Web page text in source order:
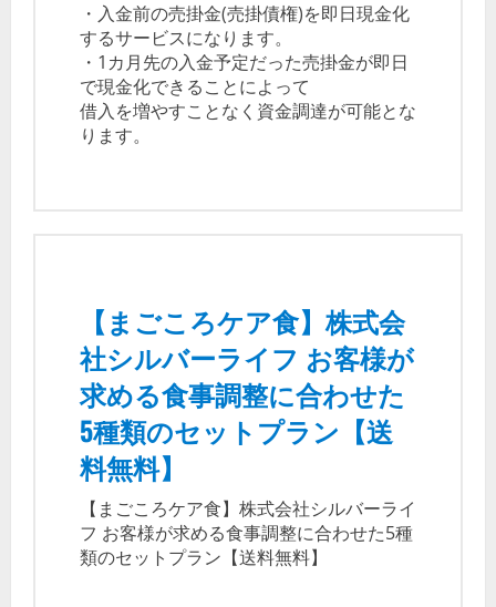
・入金前の売掛金(売掛債権)を即日現金化
するサービスになります。
・1カ月先の入金予定だった売掛金が即日
で現金化できることによって
借入を増やすことなく資金調達が可能とな
ります。
【まごころケア食】株式会
社シルバーライフ お客様が
求める食事調整に合わせた
5種類のセットプラン【送
料無料】
【まごころケア食】株式会社シルバーライ
フ お客様が求める食事調整に合わせた5種
類のセットプラン【送料無料】